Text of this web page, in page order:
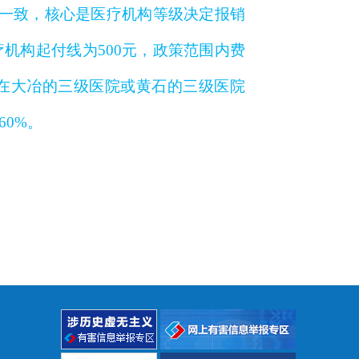
致，核心是医疗机构等级决定报销
构起付线为500元，政策范围内费
大冶的三级医院或黄石的三级医院
。